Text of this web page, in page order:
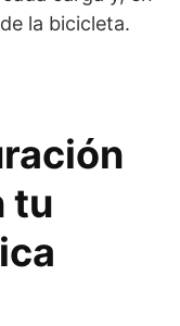
la bicicleta.
tu